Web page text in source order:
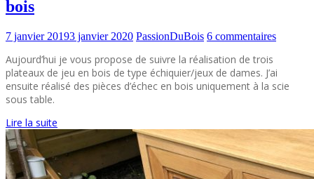
bois
7 janvier 20193 janvier 2020 PassionDuBois 6 commentaires
Aujourd’hui je vous propose de suivre la réalisation de trois
plateaux de jeu en bois de type échiquier/jeux de dames. J’ai
ensuite réalisé des pièces d’échec en bois uniquement à la scie
sous table.
Lire la suite